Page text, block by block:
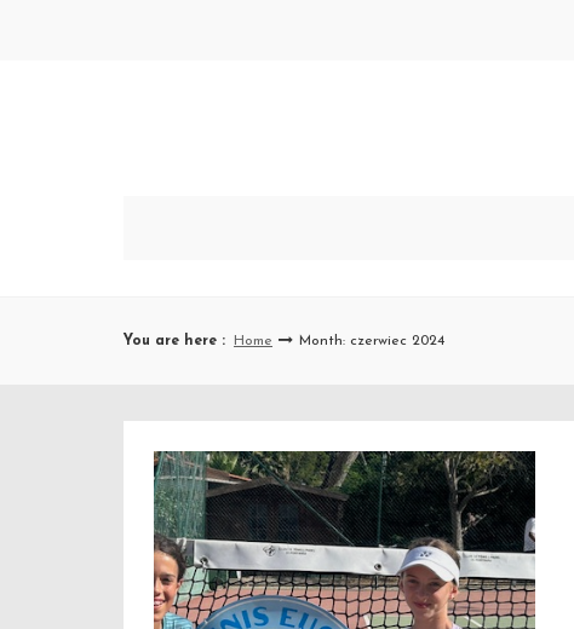
You are here : Home Month: czerwiec 2024